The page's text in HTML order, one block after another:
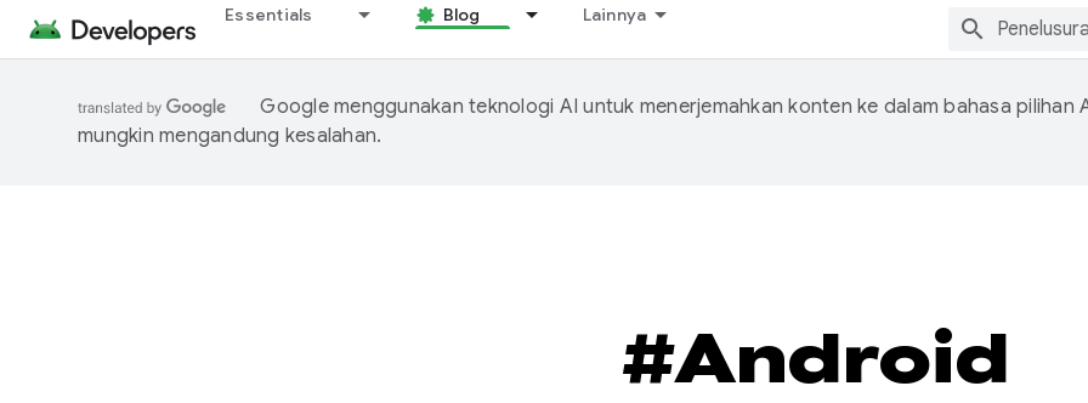
Essentials Blog Lainnya
Google menggunakan teknologi AI untuk menerjemahkan konten ke dalam bahasa pilihan
mungkin mengandung kesalahan.
#Android